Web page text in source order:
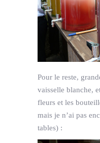
Pour le reste,
vaisselle blanche,
fleurs et les
mais je n’ai pas
tables) :